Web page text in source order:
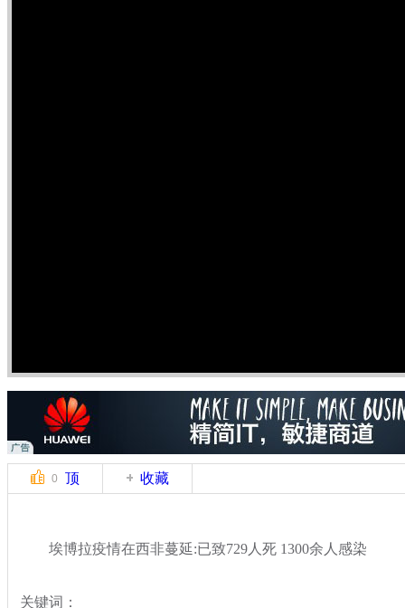
0 顶 收藏
埃博拉疫情在西非蔓延:已致729人死 1300余人感染
关键词：